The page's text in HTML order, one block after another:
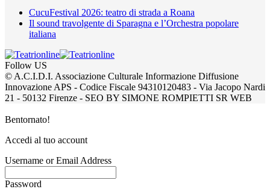
CucuFestival 2026: teatro di strada a Roana
Il sound travolgente di Sparagna e l’Orchestra popolare
italiana
Follow US
© A.C.I.D.I. Associazione Culturale Informazione Diffusione
Innovazione APS - Codice Fiscale 94310120483 - Via Jacopo Nardi
21 - 50132 Firenze - SEO BY SIMONE ROMPIETTI SR WEB
Bentornato!
Accedi al tuo account
Username or Email Address
Password